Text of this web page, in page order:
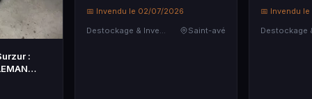
:
📅 Invendu le 02/07/2026
Destockage & Invendus
Saint-avé
📅 Invendu